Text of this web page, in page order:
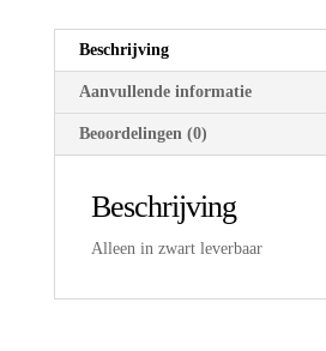
Beschrijving
Aanvullende informatie
Beoordelingen (0)
Beschrijving
Alleen in zwart leverbaar